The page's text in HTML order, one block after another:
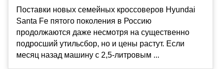
Поставки новых семейных кроссоверов Hyundai
Santa Fe пятого поколения в Россию
продолжаются даже несмотря на существенно
подросший утильсбор, но и цены растут. Если
месяц назад машину с 2,5-литровым ...